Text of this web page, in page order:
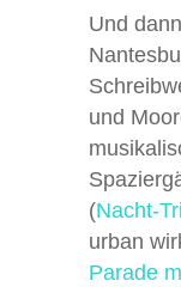
Und
und
(Nacht-
urban
Parade